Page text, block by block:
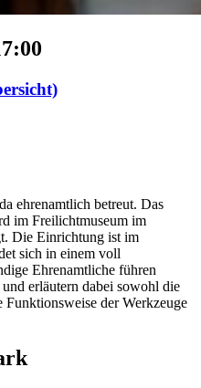
ehrenamtlich betreut. Das
im Freilichtmuseum im
Die Einrichtung ist im
sich in einem voll
Ehrenamtliche führen
erläutern dabei sowohl die
Funktionsweise der Werkzeuge